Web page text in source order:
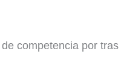
competencia por